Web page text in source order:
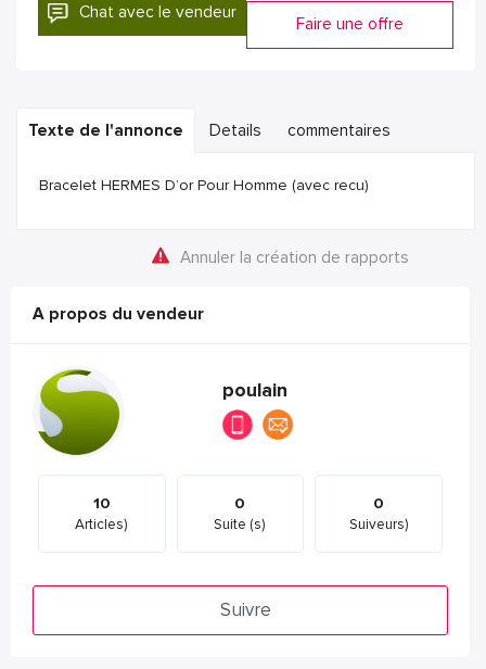
Chat avec le vendeur
Faire une offre
Texte de l'annonce Details commentaires
Bracelet HERMES D’or Pour Homme (avec recu)
Annuler la création de rapports
A propos du vendeur
poulain
10
Articles)
0
Suite (s)
0
Suiveurs)
Suivre